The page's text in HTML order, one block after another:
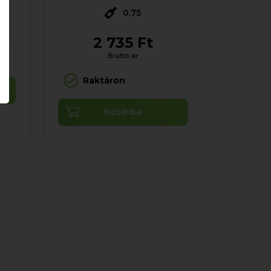
0,75
2 735 Ft
Bruttó ár
Raktáron
Kosárba